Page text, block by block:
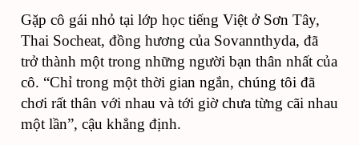
Gặp cô gái nhỏ tại lớp học tiếng Việt ở Sơn Tây,
Thai Socheat, đồng hương của Sovannthyda, đã
trở thành một trong những người bạn thân nhất của
cô. “Chỉ trong một thời gian ngắn, chúng tôi đã
chơi rất thân với nhau và tới giờ chưa từng cãi nhau
một lần”, cậu khẳng định.